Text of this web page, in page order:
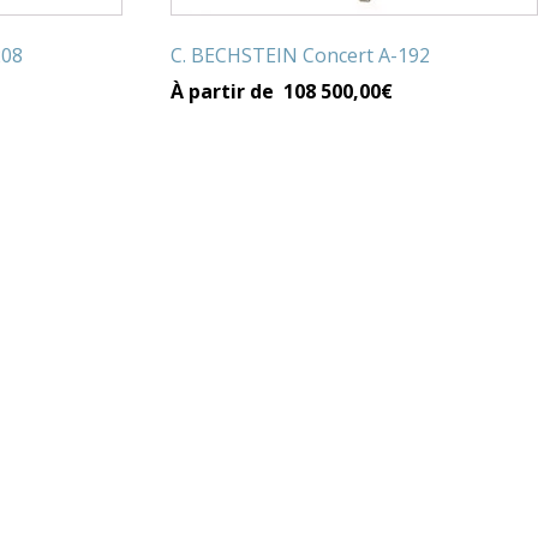
C. BECHSTEIN Concert A-192
À partir de 108 500,00€
page
du
produit